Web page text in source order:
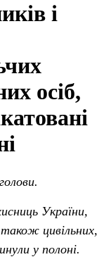
і
осіб,
України,
цивільних,
у полоні.